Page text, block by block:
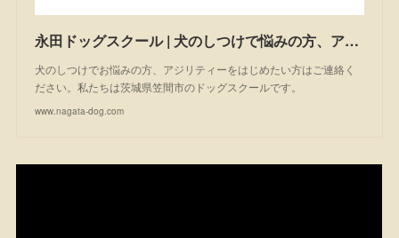
永田ドッグスクール | 犬のしつけで悩みの方、アジリティーを始めたい方は一度ご相談ください。私たちは茨城県笠間市のドッグスクールです。
犬のしつけでお悩みの方、アジリティーをはじめたい方はご連絡く
ださい。私たちは茨城県笠間市のドッグスクールです。
www.nagata-dog.com